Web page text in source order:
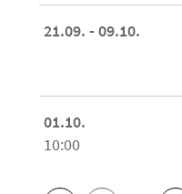
21.09. - 09.10.
01.10.
10:00